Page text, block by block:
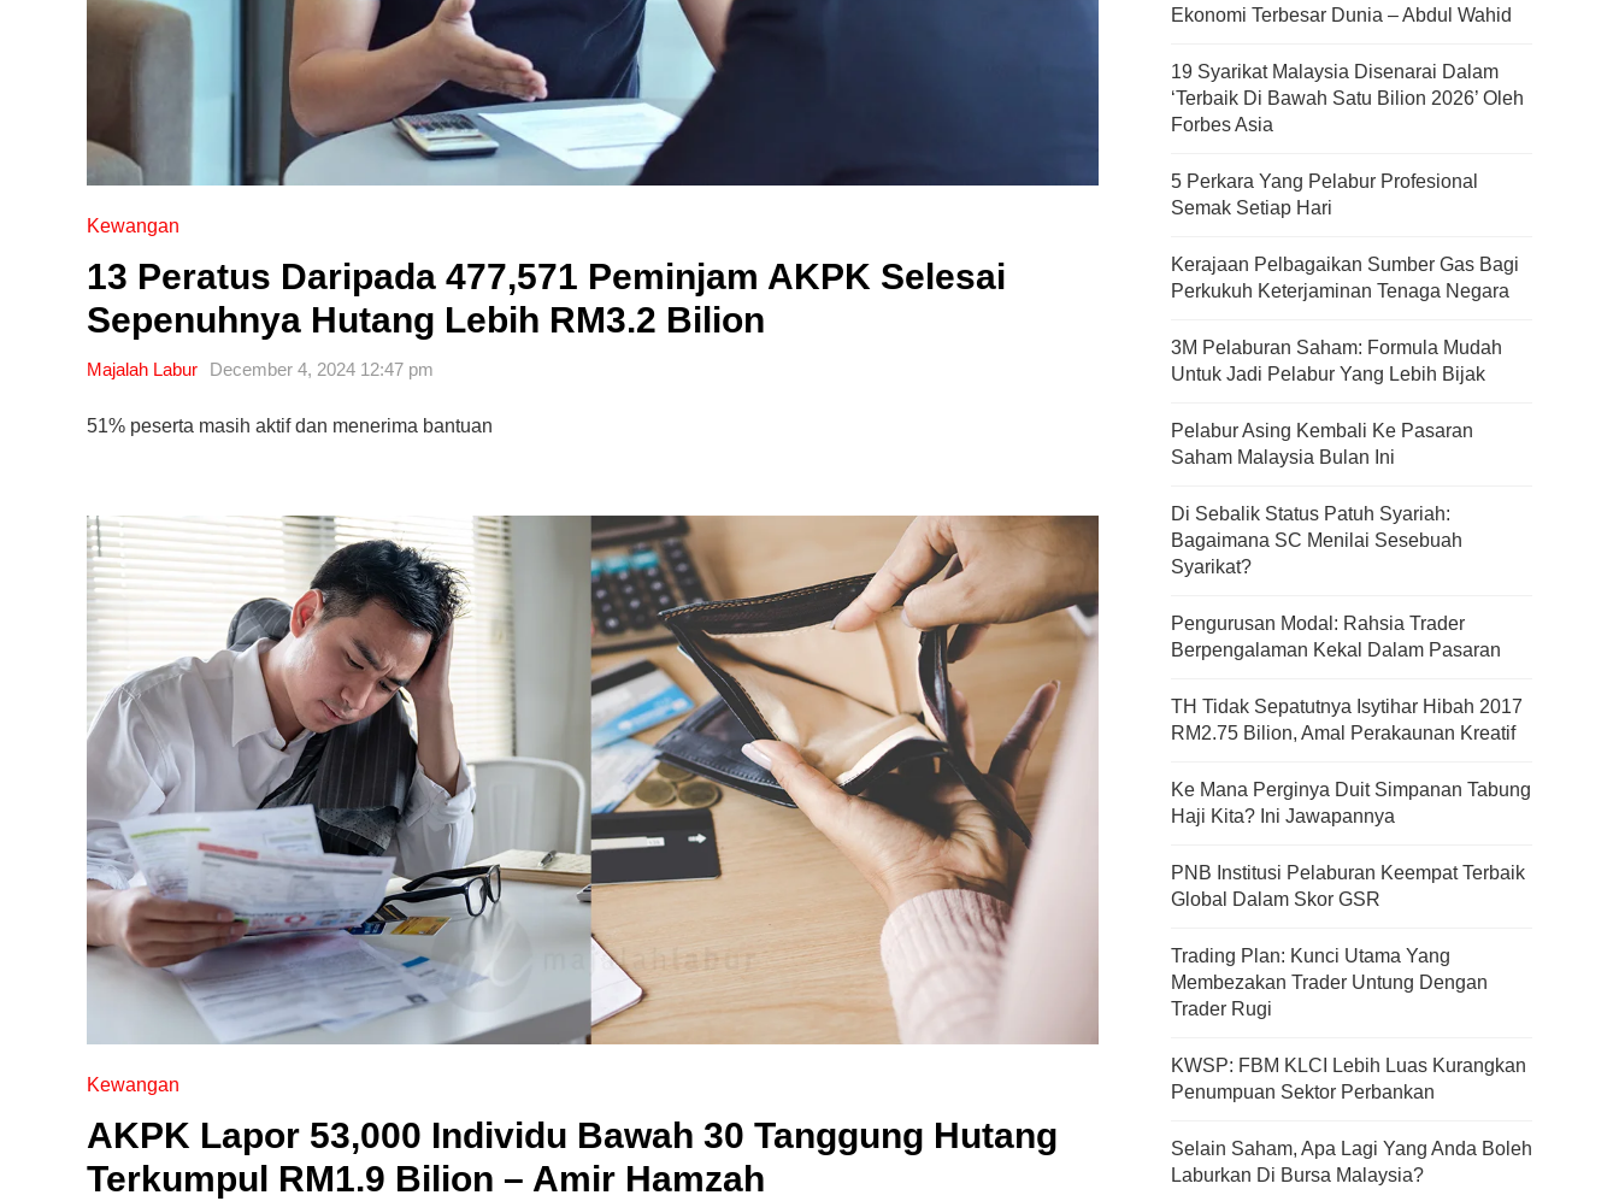
Kewangan
13 Peratus Daripada 477,571 Peminjam AKPK Selesai
Sepenuhnya Hutang Lebih RM3.2 Bilion
Majalah Labur December 4, 2024 12:47 pm
51% peserta masih aktif dan menerima bantuan
Kewangan
AKPK Lapor 53,000 Individu Bawah 30 Tanggung Hutang
Terkumpul RM1.9 Bilion – Amir Hamzah
Ekonomi Terbesar Dunia – Abdul Wahid
19 Syarikat Malaysia Disenarai Dalam
‘Terbaik Di Bawah Satu Bilion 2026’ Oleh
Forbes Asia
5 Perkara Yang Pelabur Profesional
Semak Setiap Hari
Kerajaan Pelbagaikan Sumber Gas Bagi
Perkukuh Keterjaminan Tenaga Negara
3M Pelaburan Saham: Formula Mudah
Untuk Jadi Pelabur Yang Lebih Bijak
Pelabur Asing Kembali Ke Pasaran
Saham Malaysia Bulan Ini
Di Sebalik Status Patuh Syariah:
Bagaimana SC Menilai Sesebuah
Syarikat?
Pengurusan Modal: Rahsia Trader
Berpengalaman Kekal Dalam Pasaran
TH Tidak Sepatutnya Isytihar Hibah 2017
RM2.75 Bilion, Amal Perakaunan Kreatif
Ke Mana Perginya Duit Simpanan Tabung
Haji Kita? Ini Jawapannya
PNB Institusi Pelaburan Keempat Terbaik
Global Dalam Skor GSR
Trading Plan: Kunci Utama Yang
Membezakan Trader Untung Dengan
Trader Rugi
KWSP: FBM KLCI Lebih Luas Kurangkan
Penumpuan Sektor Perbankan
Selain Saham, Apa Lagi Yang Anda Boleh
Laburkan Di Bursa Malaysia?